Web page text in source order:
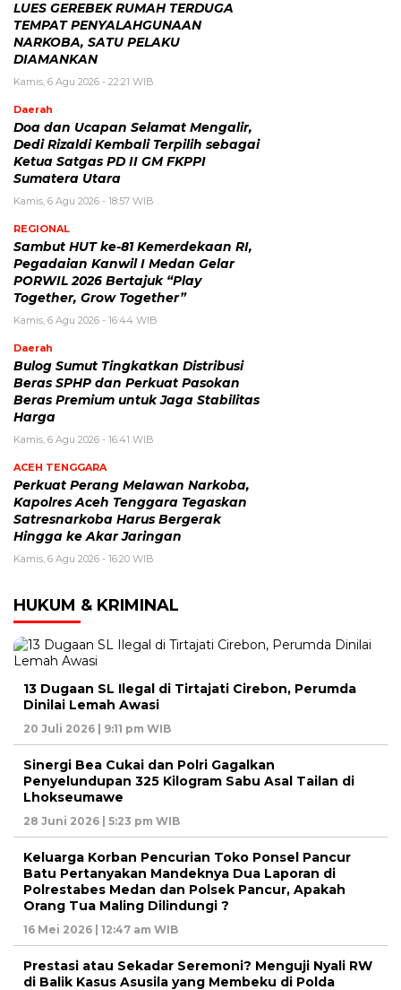
LUES GEREBEK RUMAH TERDUGA
TEMPAT PENYALAHGUNAAN
NARKOBA, SATU PELAKU
DIAMANKAN
Kamis, 6 Agu 2026 - 22:21 WIB
Daerah
Doa dan Ucapan Selamat Mengalir,
Dedi Rizaldi Kembali Terpilih sebagai
Ketua Satgas PD II GM FKPPI
Sumatera Utara
Kamis, 6 Agu 2026 - 18:57 WIB
REGIONAL
Sambut HUT ke-81 Kemerdekaan RI,
Pegadaian Kanwil I Medan Gelar
PORWIL 2026 Bertajuk “Play
Together, Grow Together”
Kamis, 6 Agu 2026 - 16:44 WIB
Daerah
Bulog Sumut Tingkatkan Distribusi
Beras SPHP dan Perkuat Pasokan
Beras Premium untuk Jaga Stabilitas
Harga
Kamis, 6 Agu 2026 - 16:41 WIB
ACEH TENGGARA
Perkuat Perang Melawan Narkoba,
Kapolres Aceh Tenggara Tegaskan
Satresnarkoba Harus Bergerak
Hingga ke Akar Jaringan
Kamis, 6 Agu 2026 - 16:20 WIB
HUKUM & KRIMINAL
13 Dugaan SL Ilegal di Tirtajati Cirebon, Perumda
Dinilai Lemah Awasi
20 Juli 2026 | 9:11 pm WIB
Sinergi Bea Cukai dan Polri Gagalkan
Penyelundupan 325 Kilogram Sabu Asal Tailan di
Lhokseumawe
28 Juni 2026 | 5:23 pm WIB
Keluarga Korban Pencurian Toko Ponsel Pancur
Batu Pertanyakan Mandeknya Dua Laporan di
Polrestabes Medan dan Polsek Pancur, Apakah
Orang Tua Maling Dilindungi ?
16 Mei 2026 | 12:47 am WIB
Prestasi atau Sekadar Seremoni? Menguji Nyali RW
di Balik Kasus Asusila yang Membeku di Polda